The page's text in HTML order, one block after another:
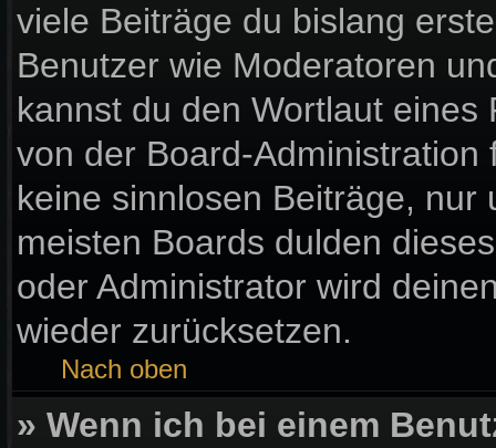
viele Beiträge du bislang
Benutzer wie Moderatoren
kannst du den Wortlaut
von der Board-
keine sinnlosen Beiträge,
meisten Boards dulden
oder Administrator wird
wieder zurücksetzen.
Nach oben
» Wenn ich bei einem